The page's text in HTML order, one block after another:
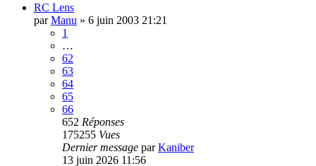
RC Lens
parManu » 6 juin 2003 21:21
1
…
62
63
64
65
66
652 Réponses
175255 Vues
Dernier message parKaniber
13 juin 2026 11:56